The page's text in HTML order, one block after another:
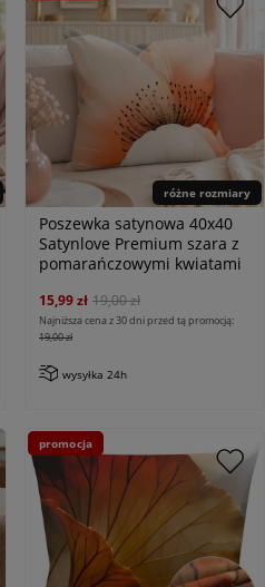
różne rozmiary
Poszewka satynowa 40x40
Satynlove Premium szara z
pomarańczowymi kwiatami
15,99 zł 19,00 zł
Najniższa cena z 30 dni przed tą promocją:
19,00 zł
wysyłka 24h
promocja